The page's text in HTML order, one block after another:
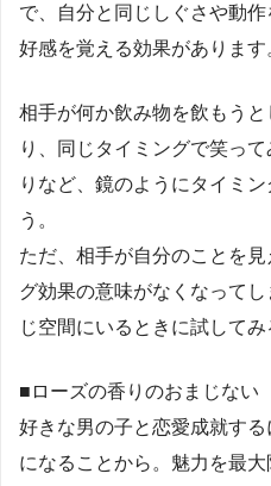
で、自分と同じしぐさや動
好感を覚える効果があります
相手が何か飲み物を飲もう
り、同じタイミングで笑っ
りなど、鏡のようにタイミ
う。
ただ、相手が自分のことを
グ効果の意味がなくなって
じ空間にいるときに試してみ
■ローズの香りのおまじない
好きな男の子と恋愛成就す
になることから。魅力を最